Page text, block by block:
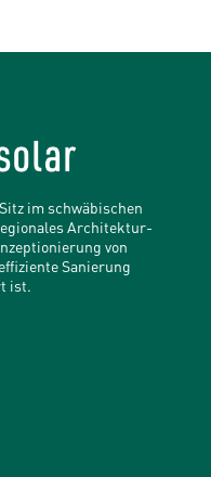
im schwäbischen
Architektur-
von
Sanierung
ist.